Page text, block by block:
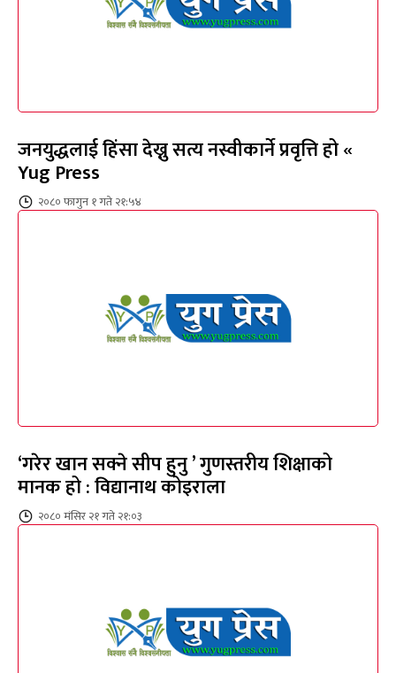
जनयुद्धलाई हिंसा देख्नु सत्य नस्वीकार्ने प्रवृत्ति हो «
Yug Press
२०८० फागुन १ गते २१:५४
‘गरेर खान सक्ने सीप हुनु ’ गुणस्तरीय शिक्षाको
मानक हो : विद्यानाथ कोइराला
२०८० मंसिर २१ गते २१:०३